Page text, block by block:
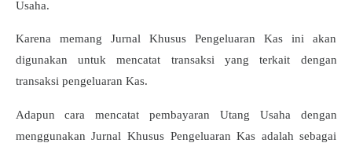
Usaha.
Karena memang Jurnal Khusus Pengeluaran Kas ini akan
digunakan untuk mencatat transaksi yang terkait dengan
transaksi pengeluaran Kas.
Adapun cara mencatat pembayaran Utang Usaha dengan
menggunakan Jurnal Khusus Pengeluaran Kas adalah sebagai